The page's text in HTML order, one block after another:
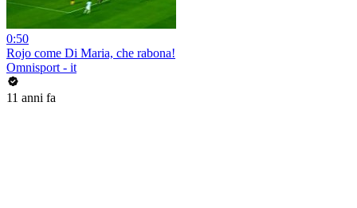
0:50
Rojo come Di Maria, che rabona!
Omnisport - it
11 anni fa